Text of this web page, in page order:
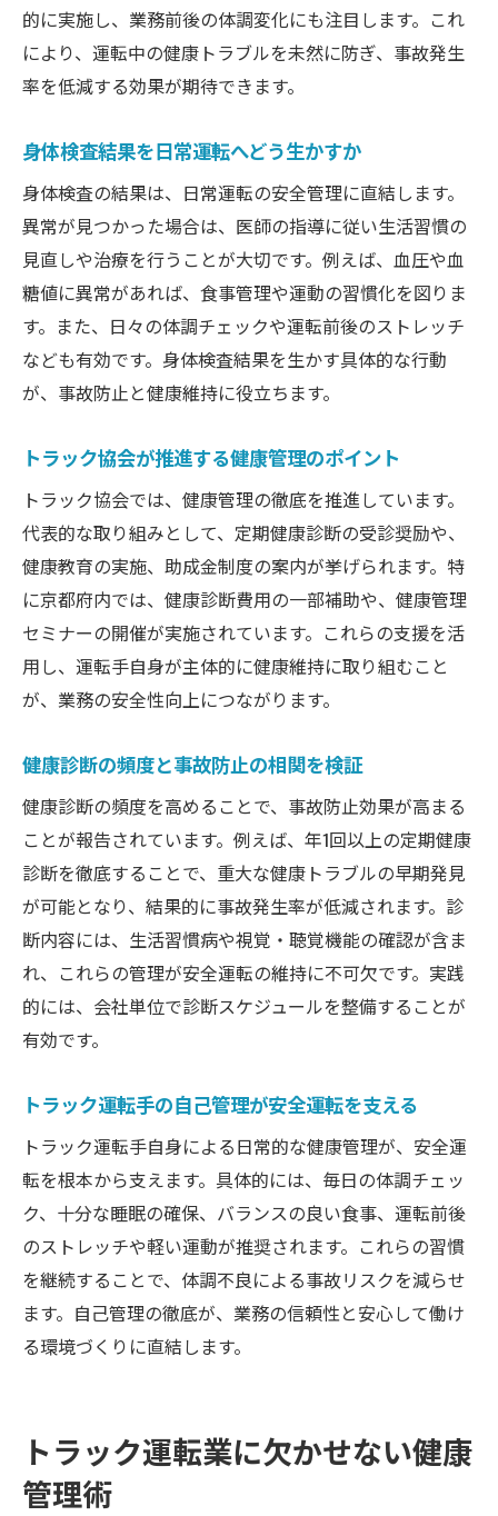
トラック業界全体での安全推進事例を紹介
的に実施し、業務前後の体調変化にも注目します。これ
により、運転中の健康トラブルを未然に防ぎ、事故発生
率を低減する効果が期待できます。
身体検査結果を日常運転へどう生かすか
身体検査の結果は、日常運転の安全管理に直結します。
異常が見つかった場合は、医師の指導に従い生活習慣の
見直しや治療を行うことが大切です。例えば、血圧や血
糖値に異常があれば、食事管理や運動の習慣化を図りま
す。また、日々の体調チェックや運転前後のストレッチ
なども有効です。身体検査結果を生かす具体的な行動
が、事故防止と健康維持に役立ちます。
トラック協会が推進する健康管理のポイント
トラック協会では、健康管理の徹底を推進しています。
代表的な取り組みとして、定期健康診断の受診奨励や、
健康教育の実施、助成金制度の案内が挙げられます。特
に京都府内では、健康診断費用の一部補助や、健康管理
セミナーの開催が実施されています。これらの支援を活
用し、運転手自身が主体的に健康維持に取り組むこと
が、業務の安全性向上につながります。
健康診断の頻度と事故防止の相関を検証
健康診断の頻度を高めることで、事故防止効果が高まる
ことが報告されています。例えば、年1回以上の定期健康
診断を徹底することで、重大な健康トラブルの早期発見
が可能となり、結果的に事故発生率が低減されます。診
断内容には、生活習慣病や視覚・聴覚機能の確認が含ま
れ、これらの管理が安全運転の維持に不可欠です。実践
的には、会社単位で診断スケジュールを整備することが
有効です。
トラック運転手の自己管理が安全運転を支える
トラック運転手自身による日常的な健康管理が、安全運
転を根本から支えます。具体的には、毎日の体調チェッ
ク、十分な睡眠の確保、バランスの良い食事、運転前後
のストレッチや軽い運動が推奨されます。これらの習慣
を継続することで、体調不良による事故リスクを減らせ
ます。自己管理の徹底が、業務の信頼性と安心して働け
る環境づくりに直結します。
トラック運転業に欠かせない健康
管理術